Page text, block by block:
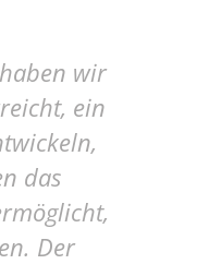
wir
ein
das
Der